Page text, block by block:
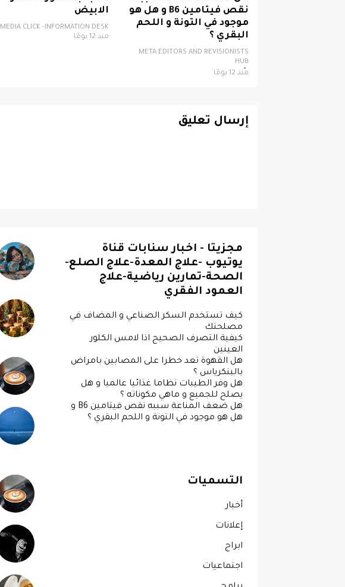
نقص فيتامين B6 و هل هو
موجود في التونة و اللحم
البقري ؟
META EDITORS AND REVISIONISTS
HUB
منذ 12 يومًا
الابيض
MEDIA CLICK -INFORMATION DESK
منذ 12 يومًا
إرسال تعليق
مجزيتا - اخبار سنابات قناة
يوتيوب -علاج المعدة-علاج الصلع-
الصحة-تمارين رياضية-علاج
العمود الفقري
كيف تستخدم السكر الصناعي و المضاف في
مصلحتك
كيفية التصرف الصحيح اذا لامس الكلور
العينين
هل القهوة تعد خطرا على المصابين بامراض
بالبنكرياس ؟
هل وفر الطيبات نظاما غذائيا عالميا و هل
يصلح للجميع و ماهي مكوناته ؟
هل ضعف المناعة سببه نقص فيتامين B6 و
هل هو موجود في التونة و اللحم البقري ؟
التسميات
أخبار
إعلانات
ابراج
اجتماعيات